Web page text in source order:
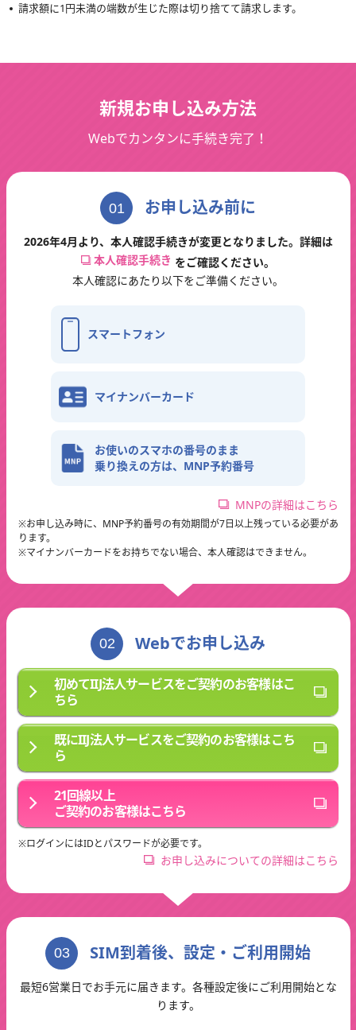
請求額に1円未満の端数が生じた際は切り捨てて請求します。
新規お申し込み方法
Webでカンタンに手続き完了！
01 お申し込み前に
2026年4月より、本人確認手続きが変更となりました。詳細は
本人確認手続き をご確認ください。
本人確認にあたり以下をご準備ください。
スマートフォン
マイナンバーカード
お使いのスマホの番号のまま
乗り換えの方は、MNP予約番号
MNPの詳細はこちら
※お申し込み時に、MNP予約番号の有効期間が7日以上残っている必要があ
ります。
※マイナンバーカードをお持ちでない場合、本人確認はできません。
02 Webでお申し込み
初めてIIJ法人サービスをご契約のお客様はこ
ちら
既にIIJ法人サービスをご契約のお客様はこち
ら
21回線以上
ご契約のお客様はこちら
※ログインにはIDとパスワードが必要です。
お申し込みについての詳細はこちら
03 SIM到着後、設定・ご利用開始
最短6営業日でお手元に届きます。各種設定後にご利用開始とな
ります。